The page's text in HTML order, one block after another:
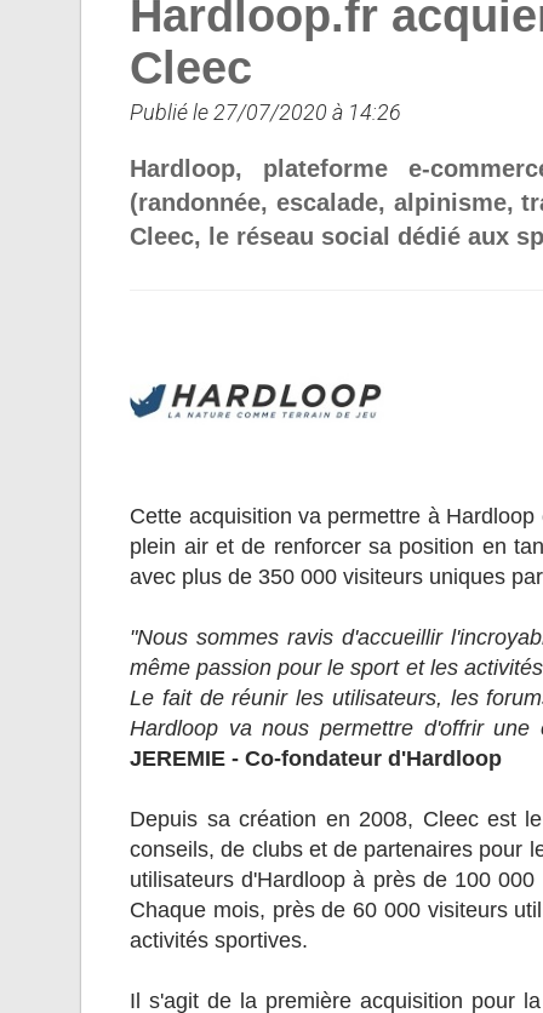
Hardloop.fr
Cleec
Publié le 27/07/2020 à 14:26
Hardloop, plateforme e-
(randonnée, escalade, alpinisme,
Cleec, le réseau social dédié aux
Cette acquisition va permettre à
plein air et de renforcer sa position en
avec plus de 350 000 visiteurs uniques
"Nous sommes ravis d'accueillir
même passion pour le sport et les
Le fait de réunir les utilisateurs, les
Hardloop va nous permettre d'offrir
JEREMIE - Co-fondateur d'Hardloop
Depuis sa création en 2008, Cleec est
conseils, de clubs et de partenaires pour
utilisateurs d'Hardloop à près de 100
Chaque mois, près de 60 000 visiteurs
activités sportives.
Il s'agit de la première acquisition pour